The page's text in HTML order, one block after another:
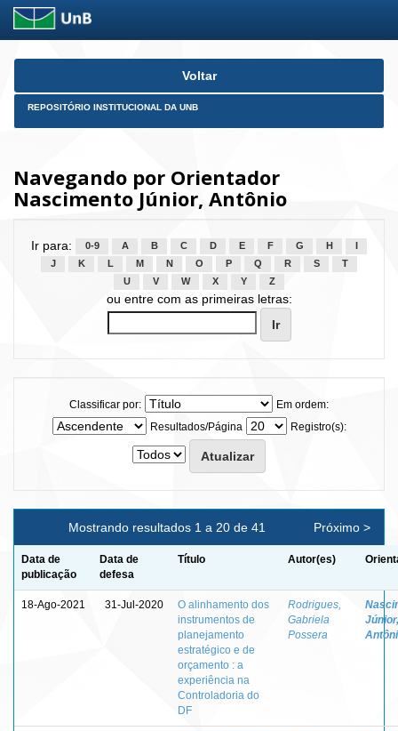
Skip
Voltar
REPOSITÓRIO INSTITUCIONAL DA UNB
Navegando por Orientador
Nascimento Júnior, Antônio
Ir para: 0-9 A B C D E F G H
J
K L M N O P Q R S
T
U
V W X Y Z
ou entre com as primeiras letras:
Classificar por:
Em ordem:
Resultados/Página
Registro(s):
Mostrando resultados 1 a 20 de 41 Próximo >
Data de
publicação
Data de
defesa
Título Autor(es)
18-Ago-2021 31-Jul-2020
O alinhamento dos
instrumentos de
planejamento
estratégico e de
orçamento : a
experiência na
Controladoria do
DF
Rodrigues,
Gabriela
Possera
Júnior,